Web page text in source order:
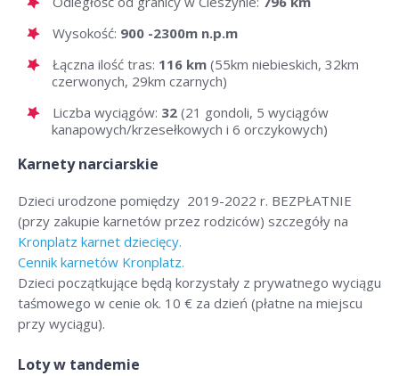
Wysokość: 900 -2300m n.p.m
Łączna ilość tras: 116 km (55km niebieskich, 32km
czerwonych, 29km czarnych)
Liczba wyciągów: 32 (21 gondoli, 5 wyciągów
kanapowych/krzesełkowych i 6 orczykowych)
Karnety narciarskie
Dzieci urodzone pomiędzy 2019-2022 r. BEZPŁATNIE
(przy zakupie karnetów przez rodziców) szczegóły na
Kronplatz karnet dziecięcy.
Cennik karnetów Kronplatz.
Dzieci początkujące będą korzystały z prywatnego wyciągu
taśmowego w cenie ok. 10 € za dzień (płatne na miejscu
przy wyciągu).
Loty w tandemie